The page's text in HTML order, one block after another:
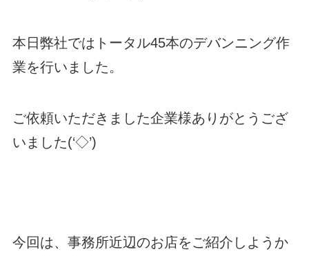
本日弊社ではトータル45本のデバンニング作
業を行いました。
ご依頼いただきました企業様ありがとうござ
いました(‘◇’)ゞ
今回は、事務所近辺のお店をご紹介しようか